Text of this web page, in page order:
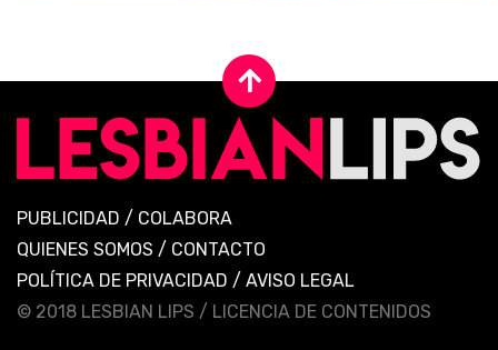
PUBLICIDAD / COLABORA
QUIENES SOMOS / CONTACTO
POLÍTICA DE PRIVACIDAD / AVISO LEGAL
© 2018 LESBIAN LIPS / LICENCIA DE CONTENIDOS